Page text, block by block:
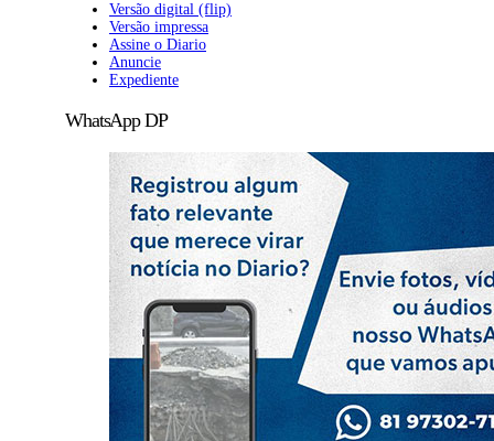
Versão digital (flip)
Versão impressa
Assine o Diario
Anuncie
Expediente
WhatsApp DP